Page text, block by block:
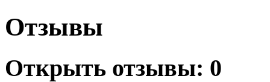
Отзывы
Открыть отзывы: 0